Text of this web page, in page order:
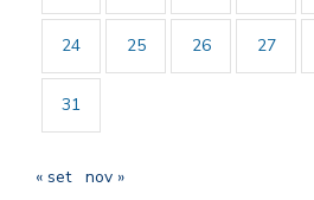
24 25 26 27
31
« set nov »